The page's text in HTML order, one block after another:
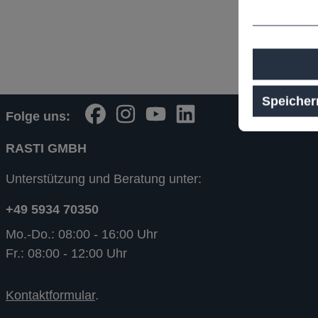
Folge uns:
RASTI GMBH
Unterstützung und Beratung unter:
+49 5934 70350
Mo.-Do.: 08:00 - 16:00 Uhr
Fr.: 08:00 - 12:00 Uhr
Kontaktformular.